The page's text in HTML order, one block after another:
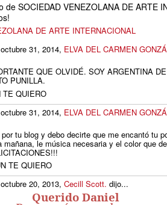
de SOCIEDAD VENEZOLANA DE ARTE
DE ARTE INTERNACIONAL
31, 2014, ELVA DEL CARMEN
QUE OLVIDÉ. SOY ARGENTINA
PUNILLA.
TE QUIERO
31, 2014, ELVA DEL CARMEN
tu blog y debo decirte que me encantó tu
mañana, le música necesaria y el color que
TE QUIERO
20, 2013, Cecill Scott. dijo...
Querido Daniel